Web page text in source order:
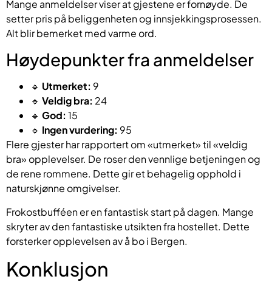
Mange anmeldelser viser at gjestene er fornøyde. De
setter pris på beliggenheten og innsjekkingsprosessen.
Alt blir bemerket med varme ord.
Høydepunkter fra anmeldelser
🔹 Utmerket: 9
🔹 Veldig bra: 24
🔹 God: 15
🔹 Ingen vurdering: 95
Flere gjester har rapportert om «utmerket» til «veldig
bra» opplevelser. De roser den vennlige betjeningen og
de rene rommene. Dette gir et behagelig opphold i
naturskjønne omgivelser.
Frokostbufféen er en fantastisk start på dagen. Mange
skryter av den fantastiske utsikten fra hostellet. Dette
forsterker opplevelsen av å bo i Bergen.
Konklusjon